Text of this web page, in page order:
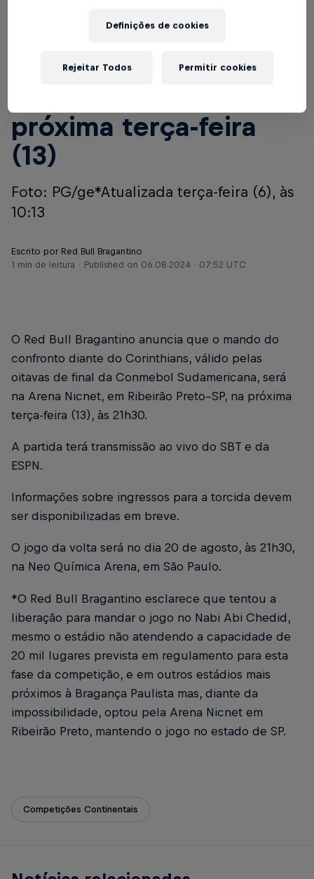
enfrenta o Corinthians
próxima terça-feira
(13)
Foto: PG/ge*Atualizada terça-feira (6), às
10:13
Escrito por Red Bull Bragantino
1 min de leitura
Published on 06.08.2024 · 07:52 UTC
O Red Bull Bragantino anuncia que o mando do
confronto diante do Corinthians, válido pelas
oitavas de final da Conmebol Sudamericana, será
na Arena Nicnet, em Ribeirão Preto–SP, na próxima
terça-feira (13), às 21h30.
A partida terá transmissão ao vivo do SBT e da
ESPN.
Informações sobre ingressos para a torcida devem
ser disponibilizadas em breve.
O jogo da volta será no dia 20 de agosto, às 21h30,
na Neo Química Arena, em São Paulo.
*O Red Bull Bragantino esclarece que tentou a
liberação para mandar o jogo no Nabi Abi Chedid,
mesmo o estádio não atendendo a capacidade de
20 mil lugares prevista em regulamento para esta
fase da competição, e em outros estádios mais
próximos à Bragança Paulista mas, diante da
impossibilidade, optou pela Arena Nicnet em
Ribeirão Preto, mantendo o jogo no estado de SP.
Competições Continentais
Definições de cookies
Rejeitar Todos Permitir cookies